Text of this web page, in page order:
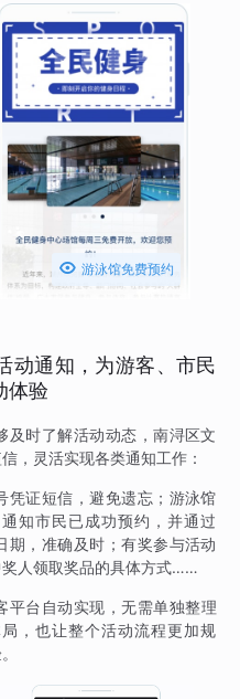
 游泳馆免费预约
动通知，为游客、市民
体验
及时了解活动动态，南浔区文
，灵活实现各类通知工作：
凭证短信，避免遗忘；游泳馆
知市民已成功预约，并通过
期，准确及时；有奖参与活动
人领取奖品的具体方式……
台自动实现，无需单独整理
，也让整个活动流程更加规